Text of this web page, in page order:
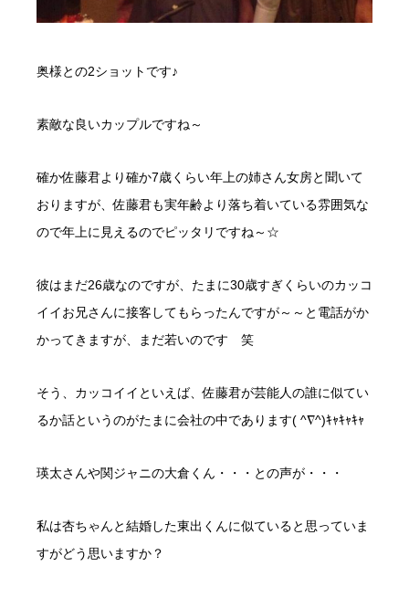
奥様との2ショットです♪
素敵な良いカップルですね～
確か佐藤君より確か7歳くらい年上の姉さん女房と聞いて
おりますが、佐藤君も実年齢より落ち着いている雰囲気な
ので年上に見えるのでピッタリですね～☆
彼はまだ26歳なのですが、たまに30歳すぎくらいのカッコ
イイお兄さんに接客してもらったんですが～～と電話がか
かってきますが、まだ若いのです 笑
そう、カッコイイといえば、佐藤君が芸能人の誰に似てい
るか話というのがたまに会社の中であります( ^∇^)ｷｬｷｬｷｬ
瑛太さんや関ジャニの大倉くん・・・との声が・・・
私は杏ちゃんと結婚した東出くんに似ていると思っていま
すがどう思いますか？